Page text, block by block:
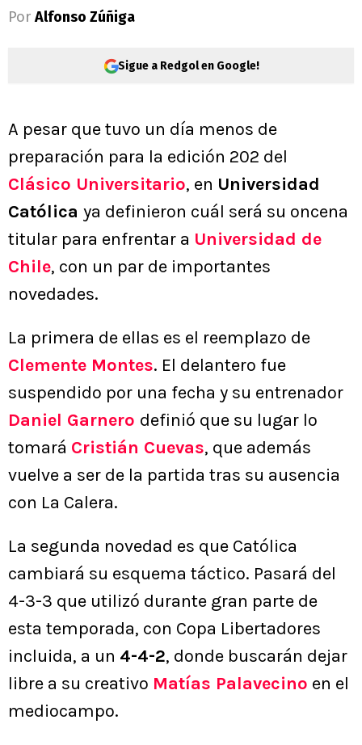
Por Alfonso Zúñiga
Sigue a Redgol en Google!
A pesar que tuvo un día menos de
preparación para la edición 202 del
Clásico Universitario, en Universidad
Católica ya definieron cuál será su oncena
titular para enfrentar a Universidad de
Chile, con un par de importantes
novedades.
La primera de ellas es el reemplazo de
Clemente Montes. El delantero fue
suspendido por una fecha y su entrenador
Daniel Garnero definió que su lugar lo
tomará Cristián Cuevas, que además
vuelve a ser de la partida tras su ausencia
con La Calera.
La segunda novedad es que Católica
cambiará su esquema táctico. Pasará del
4-3-3 que utilizó durante gran parte de
esta temporada, con Copa Libertadores
incluida, a un 4-4-2, donde buscarán dejar
libre a su creativo Matías Palavecino en el
mediocampo.